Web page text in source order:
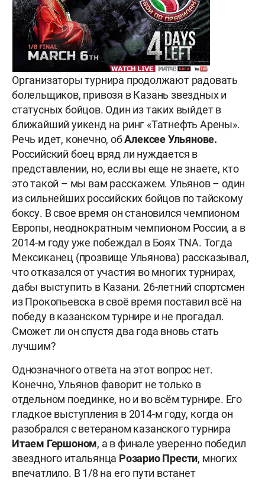
Организаторы турнира продолжают радовать
болельщиков, привозя в Казань звездных и
статусных бойцов. Один из таких выйдет в
ближайший уикенд на ринг «Татнефть Арены».
Речь идет, конечно, обАлексее Ульянове.
Российский боец вряд ли нуждается в
представлении, но, если вы еще не знаете, кто
это такой – мы вам расскажем. Ульянов – один
из сильнейших российских бойцов по тайскому
боксу. В свое время он становился чемпионом
Европы, неоднократным чемпионом России, а в
2014-м году уже побеждал в Боях TNA. Тогда
Мексиканец (прозвище Ульянова) рассказывал,
что отказался от участия во многих турнирах,
дабы выступить в Казани. 26-летний спортсмен
из Прокопьевска в своё время поставил всё на
победу в казанском турнире и не прогадал.
Сможет ли он спустя два года вновь стать
лучшим?
Однозначного ответа на этот вопрос нет.
Конечно, Ульянов фаворит не только в
отдельном поединке, но и во всём турнире. Его
гладкое выступления в 2014-м году, когда он
разобрался с ветераном казанского турнира
Итаем Гершоном, а в финале уверенно победил
звездного итальянца Розарио Прести, многих
впечатлило. В 1/8 на его пути встанет